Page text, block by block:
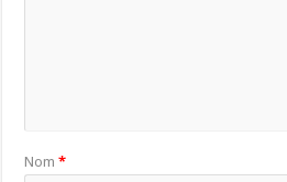
Nom*